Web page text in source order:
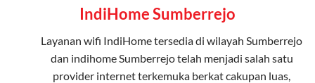
IndiHome Sumberrejo
Layanan wifi IndiHometersedia di wilayah Sumberrejo
dan indihome Sumberrejo telah menjadi salah satu
provider internet terkemuka berkat cakupan luas,